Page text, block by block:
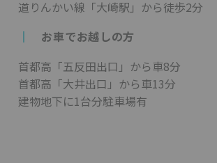
道りんかい線「大崎駅」から徒歩2分
┃
お車でお越しの方
首都高「五反田出口」から車8分
首都高「大井出口」から車13分
建物地下に1台分駐車場有